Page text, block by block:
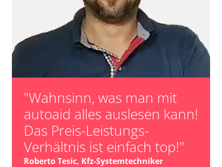
"Wahnsinn, was man mit
autoaid alles auslesen kann!
Das Preis-Leistungs-
Verhältnis ist einfach top!"
Roberto Tesic, Kfz-Systemtechniker